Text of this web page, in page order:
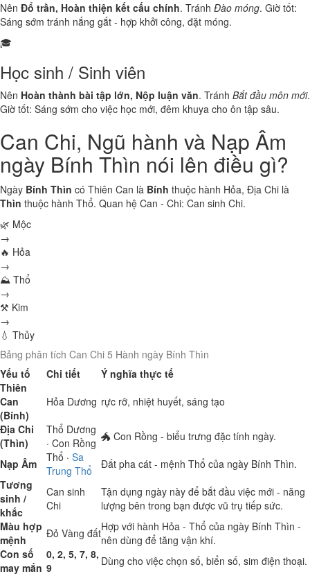
Nên Đổ trần, Hoàn thiện kết cấu chính. Tránh Đào móng. Giờ tốt:
Sáng sớm tránh nắng gắt - hợp khởi công, đặt móng.
🎓
Học sinh / Sinh viên
Nên Hoàn thành bài tập lớn, Nộp luận văn. Tránh Bắt đầu môn mới.
Giờ tốt: Sáng sớm cho việc học mới, đêm khuya cho ôn tập sâu.
Can Chi, Ngũ hành và Nạp Âm
ngày Bính Thìn nói lên điều gì?
Ngày Bính Thìn có Thiên Can là Bính thuộc hành Hỏa, Địa Chi là
Thìn thuộc hành Thổ. Quan hệ Can - Chi: Can sinh Chi.
🌿 Mộc
→
🔥 Hỏa
→
⛰ Thổ
→
⚒ Kim
→
💧 Thủy
Bảng phân tích Can Chi 5 Hành ngày Bính Thìn
Yếu tố
Chi tiết
Ý nghĩa thực tế
Thiên
Can
(Bính)
Hỏa Dương rực rỡ, nhiệt huyết, sáng tạo
Địa Chi
(Thìn)
Thổ Dương
· Con Rồng 🐲 Con Rồng - biểu trưng đặc tính ngày.
Nạp Âm
Thổ · Sa
Trung Thổ
Đất pha cát - mệnh Thổ của ngày Bính Thìn.
Tương
sinh /
khắc
Can sinh
Chi
Tận dụng ngày này để bắt đầu việc mới - năng
lượng bên trong bạn được vũ trụ tiếp sức.
Màu hợp
mệnh
Đỏ Vàng đấtHợp với hành Hỏa - Thổ của ngày Bính Thìn -
nên dùng để tăng vận khí.
Con số
may mắn
0, 2, 5, 7, 8,
9
Dùng cho việc chọn số, biển số, sim điện thoại.